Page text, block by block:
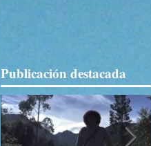
Publicación destacada